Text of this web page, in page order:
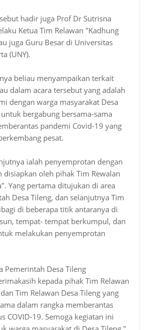
hadir juga Prof Dr Sutrisna
Ketua Tim Relawan "Kadhung
juga Guru Besar di Universitas
(UNY).
beliau menyampaikan terkait
dalam acara tersebut yang adalah
dengan warga masyarakat Desa
bergabung bersama-sama
pandemi Covid-19 yang
pesat.
ialah penyemprotan dengan
disiapkan oleh pihak Tim Rewalan
Yang pertama ditujukan di area
Desa Tileng, dan selanjutnya Tim
di beberapa titik antaranya di
tempat- tempat berkumpul, dan
melakukan penyemprotan
Pemerintah Desa Tileng
kepada pihak Tim Relawan
Tim Relawan Desa Tileng yang
dalam rangka memberantas
COVID-19. Semoga kegiatan ini